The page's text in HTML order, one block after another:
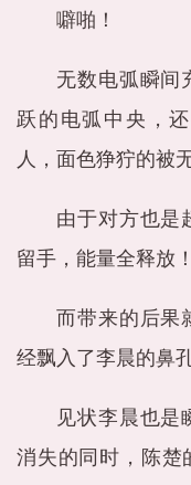
噼啪！
无数电弧瞬间
跃的电弧中央，
人，面色狰狞的被
由于对方也是
留手，能量全释放！
而带来的后果
经飘入了李晨的鼻
见状李晨也是
消失的同时，陈楚